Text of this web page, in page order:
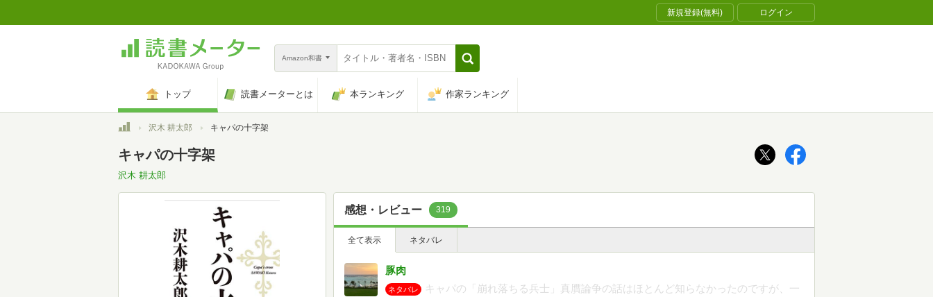
新規登録(無料) ログイン
Amazon和書
トップ 読書メーターとは 本ランキング 作家ランキング
トップ沢木 耕太郎 キャパの十字架
キャパの十字架
沢木 耕太郎
感想・レビュー 319
全て表示 ネタバレ
豚肉
ネタバレ
キャパの「崩れ落ちる兵士」真贋論争の話はほとんど知らなかったのですが、一